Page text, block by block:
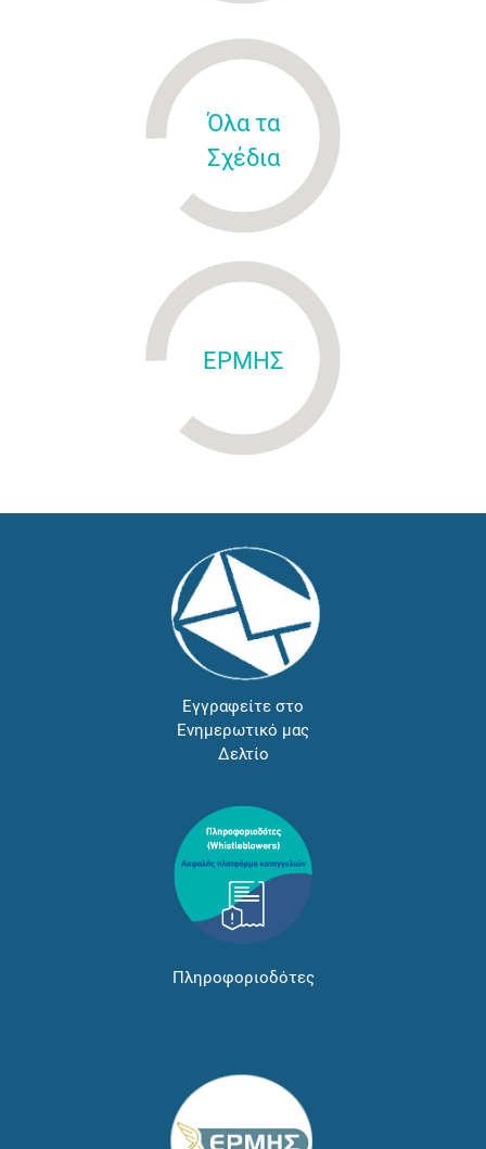
Όλα τα
Σχέδια
ΕΡΜΗΣ
Εγγραφείτε στο
Ενημερωτικό μας
Δελτίο
Πληροφοριοδότες